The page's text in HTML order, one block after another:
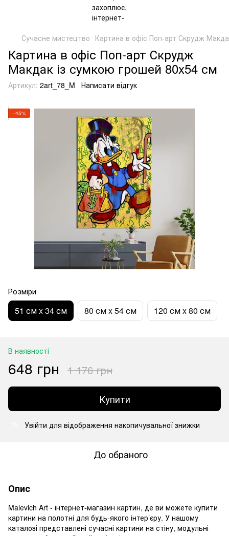
Сучасне мистецтво Картина в офіс Поп-арт Скрудж
Картина в офіс Поп-арт Скрудж
Макдак із сумкою грошей 80x54 см
Артикул: 2art_78_M Написати відгук
−45%
Розміри
51 см x 34 см 80 см x 54 см 120 см x 80 см
В наявності
648 грн 1 176 грн
Купити
Увійти для відображення накопичувальної знижки
До обраного
Опис
Malevich Art - інтернет-магазин картин, де ви можете купити
картини на полотні для будь-якого інтер’єру. У нашому
каталозі представлені сучасні картини на стіну, модульні